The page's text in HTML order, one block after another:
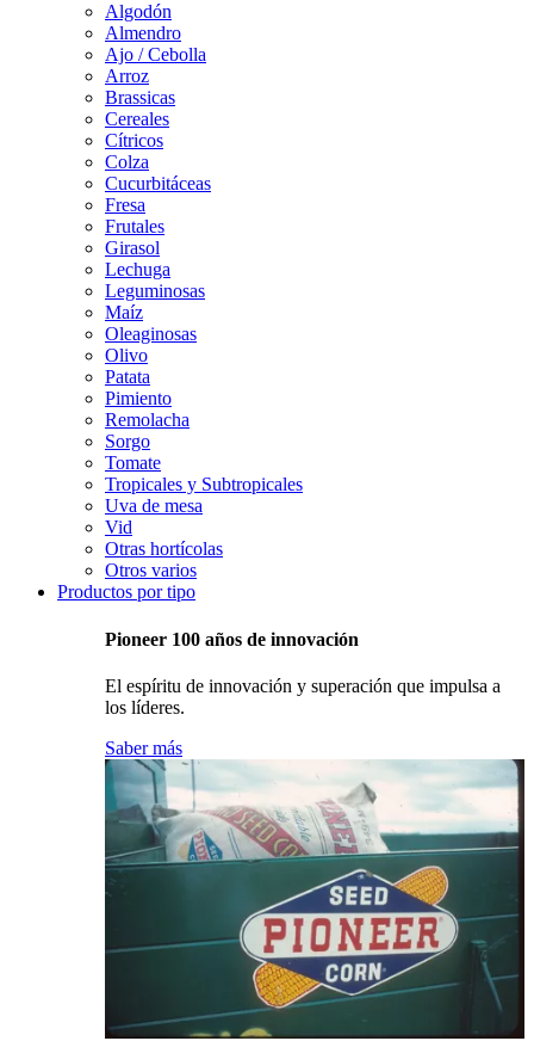
Algodón
Almendro
Ajo / Cebolla
Arroz
Brassicas
Cereales
Cítricos
Colza
Cucurbitáceas
Fresa
Frutales
Girasol
Lechuga
Leguminosas
Maíz
Oleaginosas
Olivo
Patata
Pimiento
Remolacha
Sorgo
Tomate
Tropicales y Subtropicales
Uva de mesa
Vid
Otras hortícolas
Otros varios
Productos por tipo
Pioneer 100 años de innovación
El espíritu de innovación y superación que impulsa a
los líderes.
Saber más